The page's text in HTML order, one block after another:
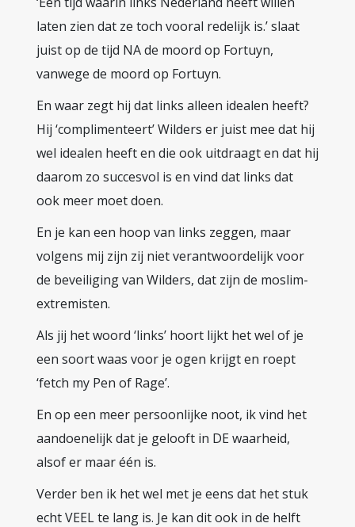
laten zien dat ze toch vooral redelijk is.’ slaat
juist op de tijd NA de moord op Fortuyn,
vanwege de moord op Fortuyn.
En waar zegt hij dat links alleen idealen heeft?
Hij ‘complimenteert’ Wilders er juist mee dat hij
wel idealen heeft en die ook uitdraagt en dat hij
daarom zo succesvol is en vind dat links dat
ook meer moet doen.
En je kan een hoop van links zeggen, maar
volgens mij zijn zij niet verantwoordelijk voor
de beveiliging van Wilders, dat zijn de moslim-
extremisten.
Als jij het woord ‘links’ hoort lijkt het wel of je
een soort waas voor je ogen krijgt en roept
‘fetch my Pen of Rage’.
En op een meer persoonlijke noot, ik vind het
aandoenelijk dat je gelooft in DE waarheid,
alsof er maar één is.
Verder ben ik het wel met je eens dat het stuk
echt VEEL te lang is. Je kan dit ook in de helft